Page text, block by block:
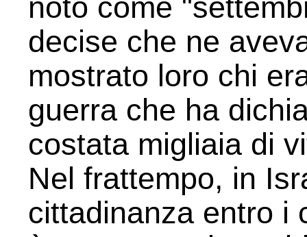
noto come
decise che ne
mostrato loro chi
guerra che ha
costata migliaia di
Nel frattempo, in
cittadinanza entro i